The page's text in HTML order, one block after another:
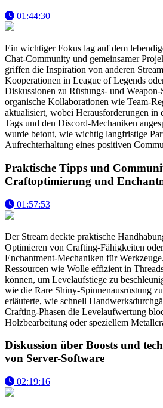
01:44:30
Ein wichtiger Fokus lag auf dem
Chat-Community und gemeinsamer
griffen die Inspiration von anderen
Kooperationen in League of Legends
Diskussionen zu Rüstungs- und
organische Kollaborationen wie Team-
aktualisiert, wobei Herausforderungen
Tags und den Discord-Mechaniken
wurde betont, wie wichtig langfristige
Aufrechterhaltung eines positiven
Praktische Tipps und
Craftoptimierung und
01:57:53
Der Stream deckte praktische
Optimieren von Crafting-Fähigkeiten
Enchantment-Mechaniken für
Ressourcen wie Wolle effizient in
können, um Levelaufstiege zu
wie die Rare Shiny-Spinnenausrüstung
erläuterte, wie schnell
Crafting-Phasen die Levelaufwertung
Holzbearbeitung oder speziellem
Diskussion über Boosts und
von Server-Software
02:19:16